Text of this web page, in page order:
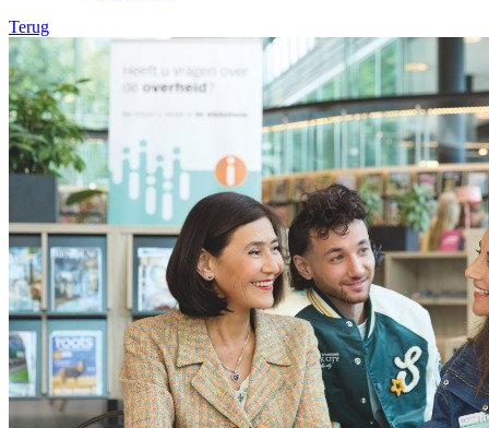
Terug